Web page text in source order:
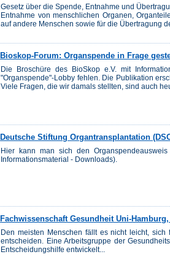
Gesetz über die Spende, Entnahme und
Entnahme von menschlichen Organen,
auf andere Menschen sowie für die Übertragung
Bioskop-Forum: Organspende in Frage
Die Broschüre des BioSkop e.V. mit
"Organspende"-Lobby fehlen. Die Publikation
Viele Fragen, die wir damals stellten, sind auch
Deutsche Stiftung Organtransplantation
Hier kann man sich den
Informationsmaterial - Downloads).
Fachwissenschaft Gesundheit Uni-
Den meisten Menschen fällt es nicht leicht,
entscheiden. Eine Arbeitsgruppe der
Entscheidungshilfe entwickelt...